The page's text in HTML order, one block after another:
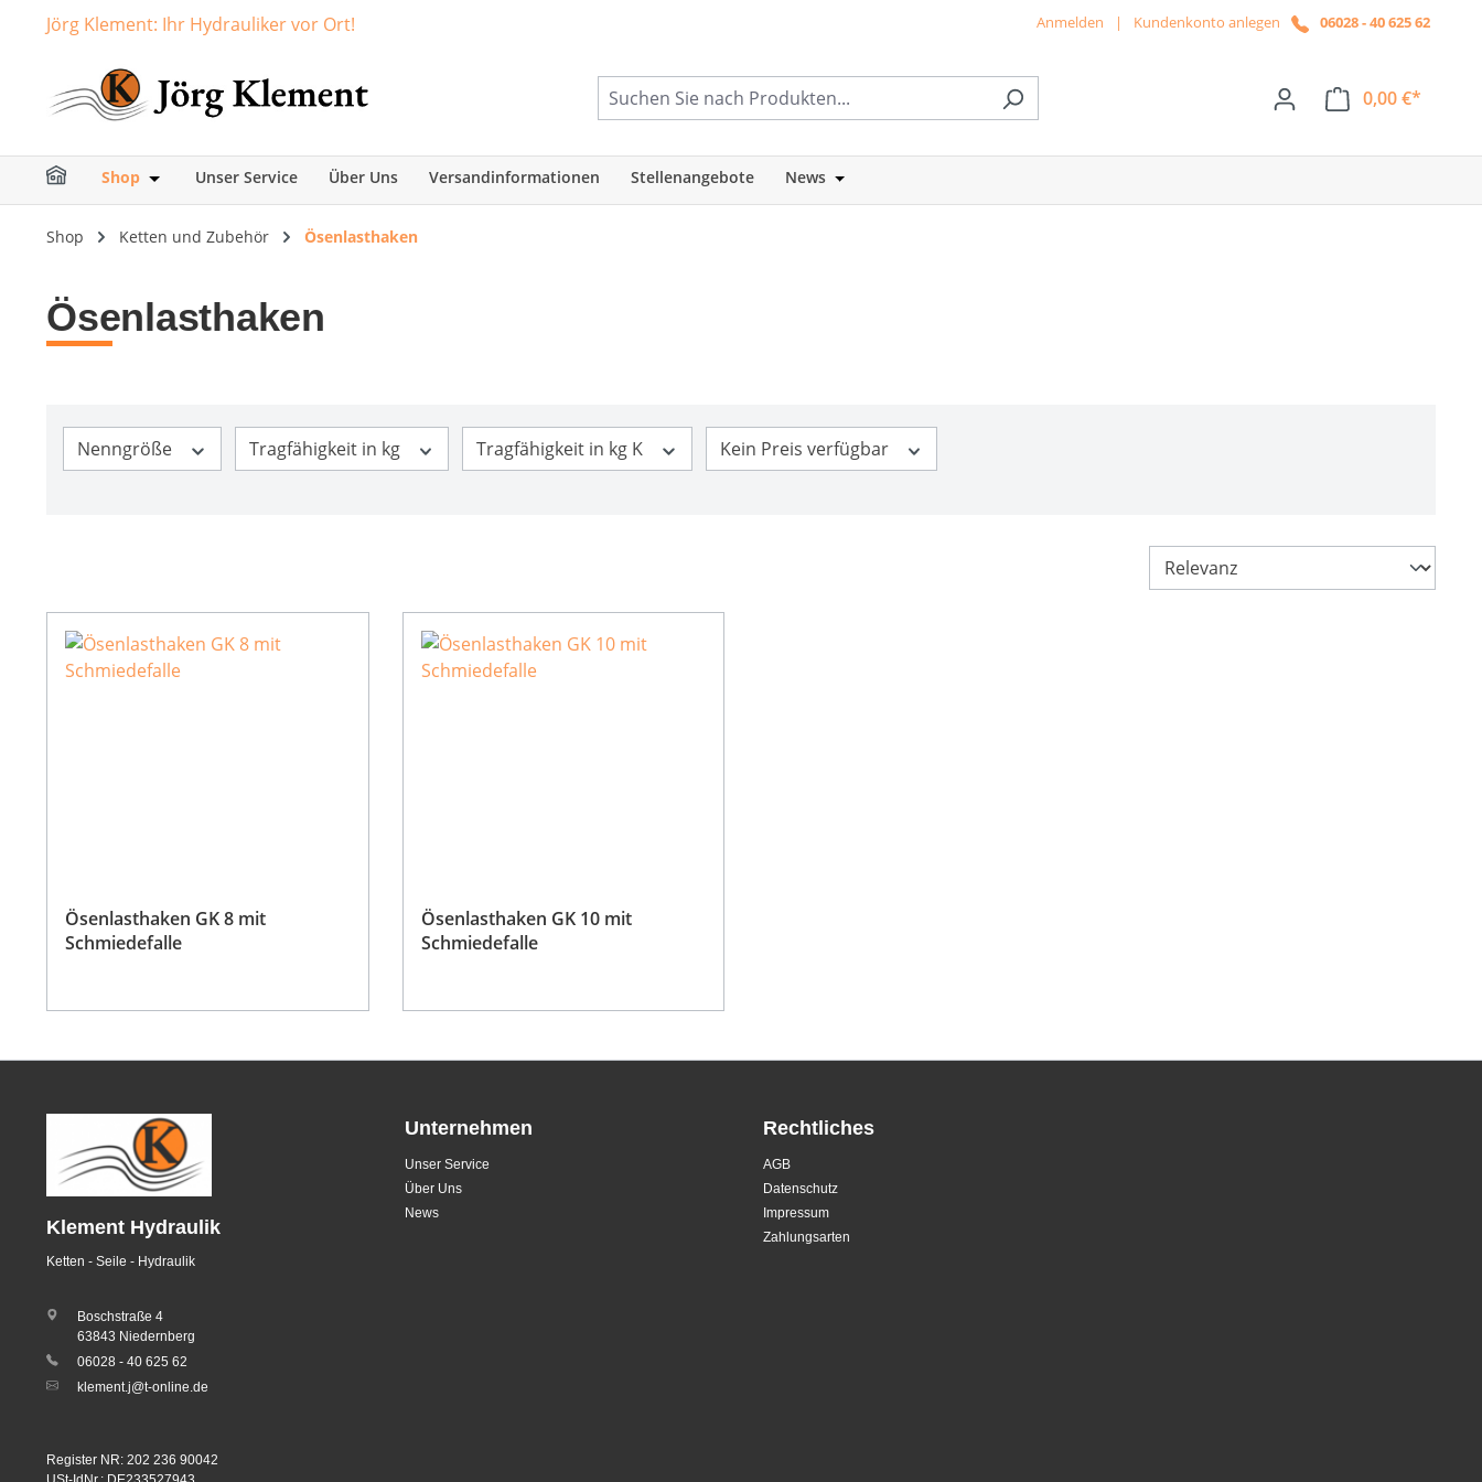
Zur Hauptnavigation springen
Jörg Klement: Ihr Hydrauliker vor Ort! Anmelden | Kundenkonto anlegen 06028 - 40 625 62
0,00 €*
Shop Öffne oder Schließe das Dropdown der Kategorie Shop
Unser Service Über Uns Versandinformationen Stellenangebote News Öffne oder Schließe das Dropdown der Kategorie News
Shop Ketten und Zubehör Ösenlasthaken
Ösenlasthaken
Nenngröße Tragfähigkeit in kg Tragfähigkeit in kg K Kein Preis verfügbar
Ösenlasthaken GK 8 mit
Schmiedefalle
Ösenlasthaken GK 10 mit
Schmiedefalle
Klement Hydraulik
Ketten - Seile - Hydraulik
Boschstraße 4
63843 Niedernberg
06028 - 40 625 62
klement.j@t-online.de
Register NR: 202 236 90042
Unternehmen
Unser Service
Über Uns
News
Rechtliches
AGB
Datenschutz
Impressum
Zahlungsarten